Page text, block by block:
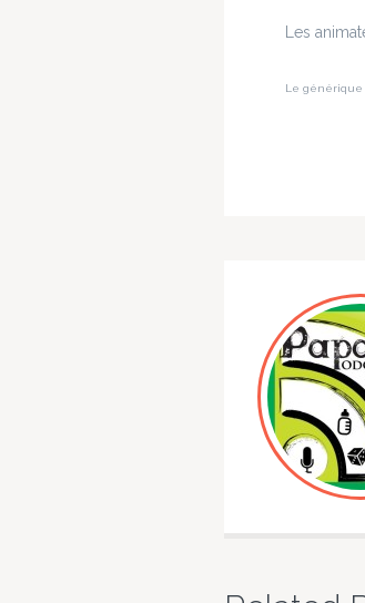
Les
Le générique